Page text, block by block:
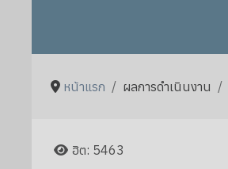
หน้าแรก ผลการดำเนินงาน
ฮิต: 5463